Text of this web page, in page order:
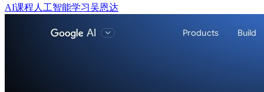
AI课程 人工智能学习吴恩达